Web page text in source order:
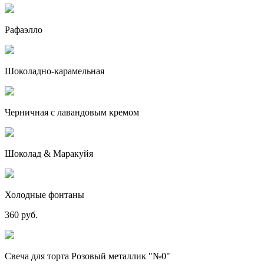
Рафаэлло
Шоколадно-карамельная
Черничная с лавандовым кремом
Шоколад & Маракуйя
Холодные фонтаны
360 руб.
Свеча для торта Розовый металлик "№0"